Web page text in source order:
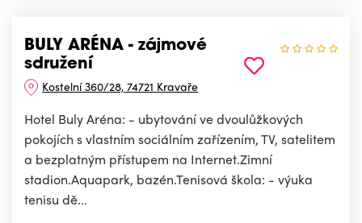
BULY ARÉNA - zájmové
sdružení
Kostelní 360/28, 74721 Kravaře
Hotel Buly Aréna: - ubytování ve dvoulůžkových
pokojích s vlastním sociálním zařízením, TV, satelitem
a bezplatným přístupem na Internet.Zimní
stadion.Aquapark, bazén.Tenisová škola: - výuka
tenisu dě...